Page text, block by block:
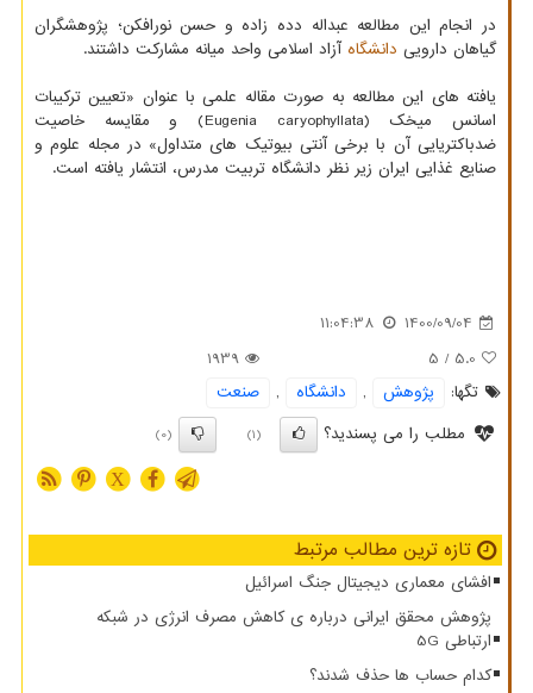
در انجام این مطالعه عبداله دده زاده و حسن نورافکن؛ پژوهشگران
گیاهان دارویی دانشگاه آزاد اسلامی واحد میانه مشارکت داشتند.
یافته های این مطالعه به صورت مقاله علمی با عنوان «تعیین ترکیبات
اسانس میخک (Eugenia caryophyllata) و مقایسه خاصیت
ضدباکتریایی آن با برخی آنتی بیوتیک های متداول» در مجله علوم و
صنایع غذایی ایران زیر نظر دانشگاه تربیت مدرس، انتشار یافته است.
1400/09/04
11:04:38
5.0
/ 5
1939
تگها:
پژوهش , دانشگاه ,
صنعت
مطلب را می پسندید؟
(1)
(0)
X
تازه ترین مطالب مرتبط
افشای معماری دیجیتال جنگ اسرائیل
پژوهش محقق ایرانی درباره ی کاهش مصرف انرژی در شبکه
ارتباطی 5G
کدام حساب ها حذف شدند؟